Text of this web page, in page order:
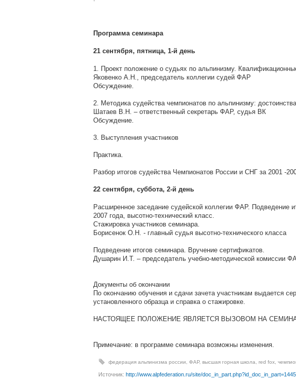
Программа семинара
21 сентября, пятница, 1-й день
1. Проект положение о судьях по альпинизму.
Яковенко А.Н., председатель коллегии судей ФАР
Обсуждение.
2. Методика судейства чемпионатов по альпинизму:
Шатаев В.Н. – ответственный секретарь ФАР, судья ВК
Обсуждение.
3. Выступления участников
Практика.
Разбор итогов судейства Чемпионатов России и СНГ за 2001 -
22 сентября, суббота, 2-й день
Расширенное заседание судейской коллегии ФАР. Подведение
2007 года, высотно-технический класс.
Стажировка участников семинара.
Борисенок О.Н. - главный судья высотно-технического класса
Подведение итогов семинара. Вручение сертификатов.
Душарин И.Т. – председатель учебно-методической комиссии
Документы об окончании
По окончанию обучения и сдачи зачета участникам выдается
установленного образца и справка о стажировке.
НАСТОЯЩЕЕ ПОЛОЖЕНИЕ ЯВЛЯЕТСЯ ВЫЗОВОМ НА
Примечание: в программе семинара возможны изменения.
федерация альпинизма россии ФАР, высшая горная школа red fox
Источник: http://www.alpfederation.ru/site/